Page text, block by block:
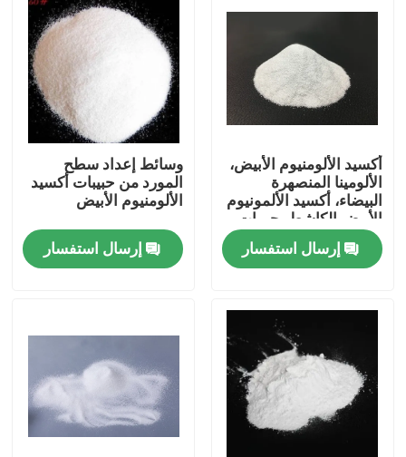
منزل
المنتجات
جولة في المعمل
ضبط الجودة
أكسيد الألومنيوم الأبيض،
الألومينا المنصهرة
البيضاء، أكسيد الألمونيوم
الأبيض الكاشط، حبيبات
أكسيد الألومنيوم الأبيض
إرسال استفسار
وسائط إعداد سطح
المورد من حبيبات أكسيد
الألومنيوم الأبيض
إرسال استفسار